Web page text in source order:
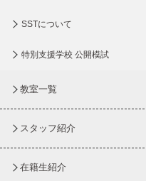
SSTについて
特別支援学校 公開模試
教室一覧
スタッフ紹介
在籍生紹介